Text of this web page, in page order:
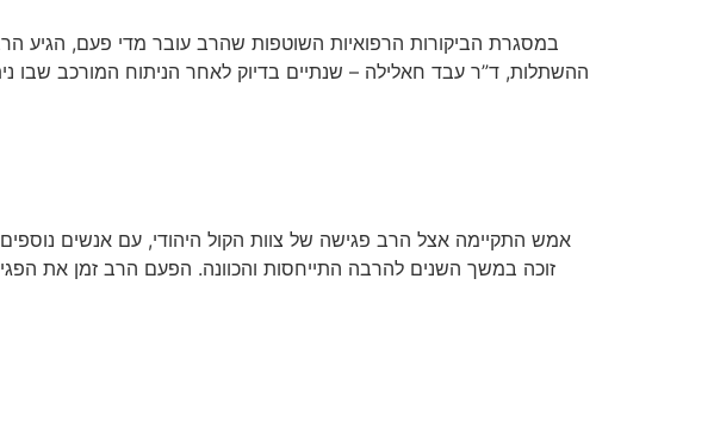
במסגרת הביקורות הרפואיות השוטפות שהרב עובר מדי פעם, הגיע
ההשתלות, ד”ר עבד חאלילה – שנתיים בדיוק לאחר הניתוח המורכב
אמש התקיימה אצל הרב פגישה של צוות הקול היהודי, עם אנשים
זוכה במשך השנים להרבה התייחסות והכוונה. הפעם הרב זמן את